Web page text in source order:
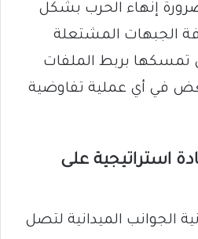
إنهاء الحرب بشكل
الجبهات المشتعلة
بربط الملفات
في أي عملية تفاوضية
استراتيجية على
الجوانب الميدانية لتصل